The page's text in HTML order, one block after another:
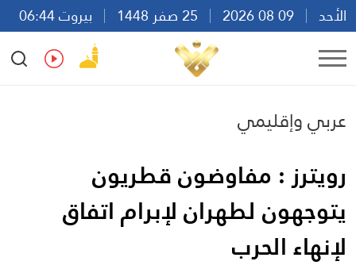
الأحد
بيروت 06:44
Ar
En Fr Es
عربي وإقليمي
رويترز : مفاوضون قطريون
يتوجهون لطهران لإبرام اتفاق
لإنهاء الحرب